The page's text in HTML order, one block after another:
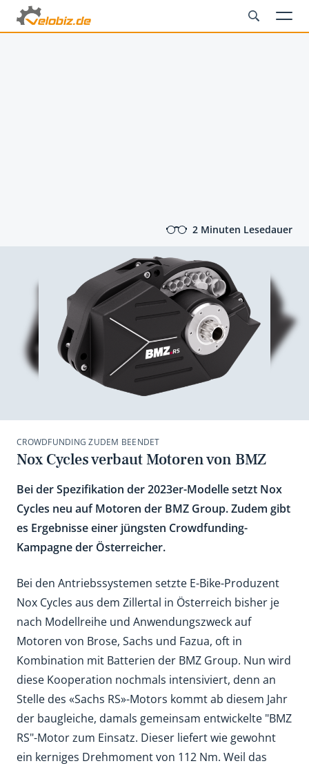
2 Minuten Lesedauer
CROWDFUNDING ZUDEM BEENDET
Nox Cycles verbaut Motoren von BMZ
Bei der Spezifikation der 2023er-Modelle setzt Nox
Cycles neu auf Motoren der BMZ Group. Zudem gibt
es Ergebnisse einer jüngsten Crowdfunding-
Kampagne der Österreicher.
Bei den Antriebssystemen setzte E-Bike-Produzent
Nox Cycles aus dem Zillertal in Österreich bisher je
nach Modellreihe und Anwendungszweck auf
Motoren von Brose, Sachs und Fazua, oft in
Kombination mit Batterien der BMZ Group. Nun wird
diese Kooperation nochmals intensiviert, denn an
Stelle des «Sachs RS»-Motors kommt ab diesem Jahr
der baugleiche, damals gemeinsam entwickelte "BMZ
RS"-Motor zum Einsatz. Dieser liefert wie gewohnt
ein kerniges Drehmoment von 112 Nm. Weil das